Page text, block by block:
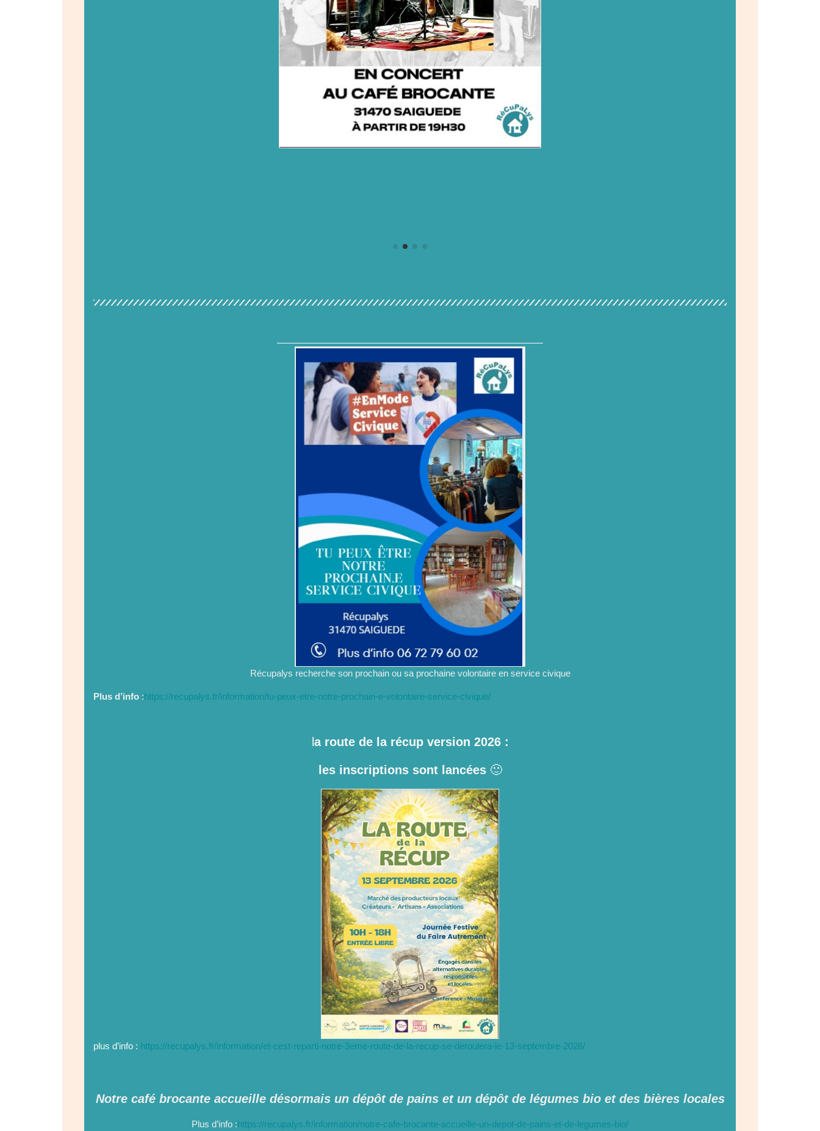
Récupalys recherche son prochain ou sa prochaine volontaire en service civique
Plus d’info :https://recupalys.fr/information/tu-peux-etre-notre-prochain-e-volontaire-service-civique/
la route de la récup version 2026 :
les inscriptions sont lancées 🙂
plus d’info : https://recupalys.fr/information/et-cest-reparti-notre-3eme-route-de-la-recup-se-deroulera-le-13-septembre-2026/
Notre café brocante accueille désormais un dépôt de pains et un dépôt de légumes bio et des bières locales
Plus d’info :https://recupalys.fr/information/notre-cafe-brocante-accueille-un-depot-de-pains-et-de-legumes-bio/